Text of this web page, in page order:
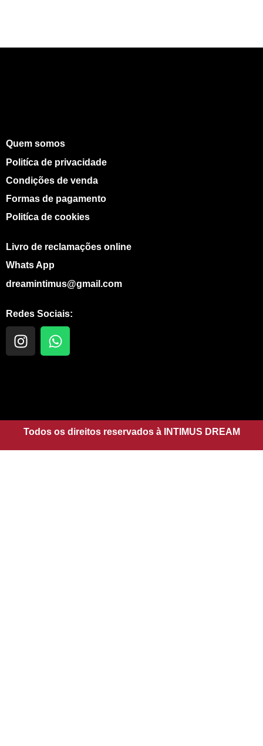
Quem somos
Politíca de privacidade
Condições de venda
Formas de pagamento
Politíca de cookies
Livro de reclamações online
Whats App
dreamintimus@gmail.com
Redes Sociais:
I
n
r
a
m
W
h
p
p
Todos os direitos reservados à INTIMUS DREAM